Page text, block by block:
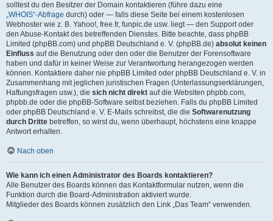
solltest du den Besitzer der Domain kontaktieren (führe dazu eine
„WHOIS“-Abfrage durch) oder — falls diese Seite bei einem kostenlosen
Webhoster wie z. B. Yahoo!, free.fr, funpic.de usw. liegt — den Support oder
den Abuse-Kontakt des betreffenden Dienstes. Bitte beachte, dass phpBB
Limited (phpBB.com) und phpBB Deutschland e. V. (phpBB.de) absolut keinen
Einfluss auf die Benutzung oder den oder die Benutzer der Forensoftware
haben und dafür in keiner Weise zur Verantwortung herangezogen werden
können. Kontaktiere daher nie phpBB Limited oder phpBB Deutschland e. V. in
Zusammenhang mit jeglichen juristischen Fragen (Unterlassungserklärungen,
Haftungsfragen usw.), die sich nicht direkt auf die Websiten phpbb.com,
phpbb.de oder die phpBB-Software selbst beziehen. Falls du phpBB Limited
oder phpBB Deutschland e. V. E-Mails schreibst, die die Softwarenutzung
durch Dritte betreffen, so wirst du, wenn überhaupt, höchstens eine knappe
Antwort erhalten.
Nach oben
Wie kann ich einen Administrator des Boards kontaktieren?
Alle Benutzer des Boards können das Kontaktformular nutzen, wenn die
Funktion durch die Board-Administration aktiviert wurde.
Mitglieder des Boards können zusätzlich den Link „Das Team“ verwenden.